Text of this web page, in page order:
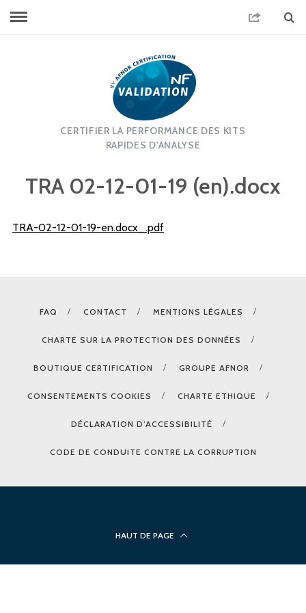
CERTIFIER LA PERFORMANCE DES KITS
RAPIDES D'ANALYSE
TRA 02-12-01-19 (en).docx
TRA-02-12-01-19-en.docx_.pdf
FAQ CONTACT MENTIONS LÉGALES
CHARTE SUR LA PROTECTION DES DONNÉES
BOUTIQUE CERTIFICATION GROUPE AFNOR
CONSENTEMENTS COOKIES CHARTE ETHIQUE
DÉCLARATION D’ACCESSIBILITÉ
CODE DE CONDUITE CONTRE LA CORRUPTION
HAUT DE PAGE